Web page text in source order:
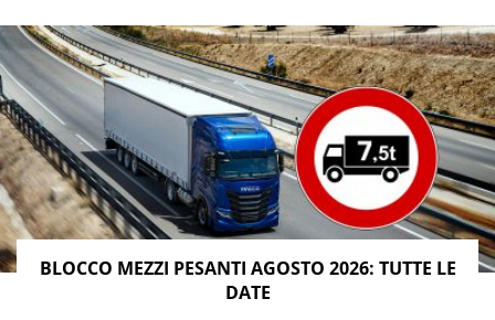
BLOCCO MEZZI PESANTI AGOSTO 2026: TUTTE LE
DATE